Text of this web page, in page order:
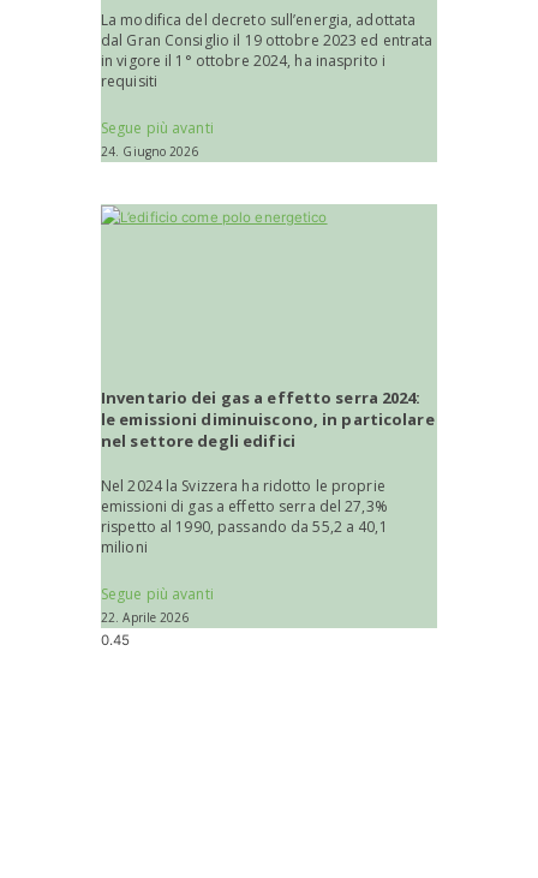
La modifica del decreto sull’energia, adottata
dal Gran Consiglio il 19 ottobre 2023 ed entrata
in vigore il 1° ottobre 2024, ha inasprito i
requisiti
Segue più avanti
24. Giugno 2026
Inventario dei gas a effetto serra 2024:
le emissioni diminuiscono, in particolare
nel settore degli edifici
Nel 2024 la Svizzera ha ridotto le proprie
emissioni di gas a effetto serra del 27,3%
rispetto al 1990, passando da 55,2 a 40,1
milioni
Segue più avanti
22. Aprile 2026